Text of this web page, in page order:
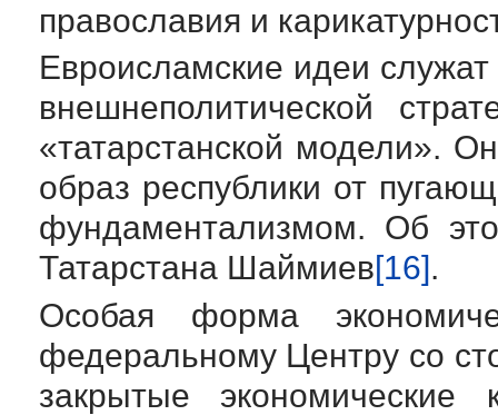
православия и
Евроисламские идеи
внешнеполитической
«татарстанской модели».
образ республики от
фундаментализмом. Об
Татарстана Шаймиев[16].
Особая форма
федеральному Центру со
закрытые экономические